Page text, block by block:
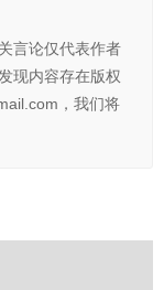
言论仅代表作者
现内容存在版权
，我们将